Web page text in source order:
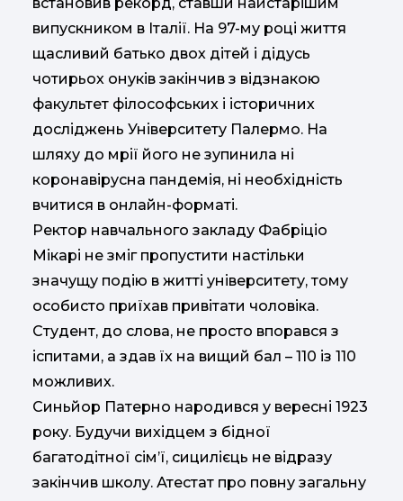
випускником в Італії. На 97-му році життя
щасливий батько двох дітей і дідусь
чотирьох онуків закінчив з відзнакою
факультет філософських і історичних
досліджень Університету Палермо. На
шляху до мрії його не зупинила ні
коронавірусна пандемія, ні необхідність
вчитися в онлайн-форматі.
Ректор навчального закладу Фабріціо
Мікарі не зміг пропустити настільки
значущу подію в житті університету, тому
особисто приїхав привітати чоловіка.
Студент, до слова, не просто впорався з
іспитами, а здав їх на вищий бал – 110 із 110
можливих.
Синьйор Патерно народився у вересні 1923
року. Будучи вихідцем з бідної
багатодітної сім’ї, сицилієць не відразу
закінчив школу. Атестат про повну загальну